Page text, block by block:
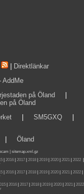
Direktlänkar
AddMe
på Öland
på Öland
SM5GXQ
Öland
|
sitemap.xml.gz
| 2016| 2017| 2018| 2019| 2020| 2021| 2022|
2016 2017 2018 2019 2020 2021 2022
2016 2017 2018 2019 2020 2021
2022